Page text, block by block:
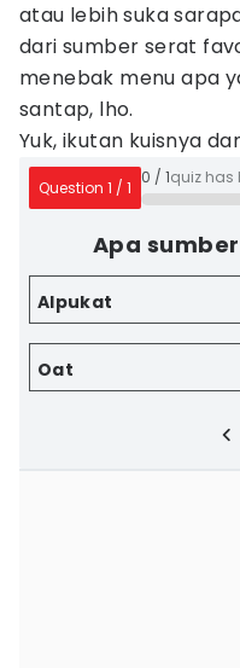
atau lebih suka
dari sumber serat
menebak menu apa
santap, lho.
Yuk, ikutan kuisnya
Question 1 / 1
0 / 1quiz has
Apa
Alpukat
Oat